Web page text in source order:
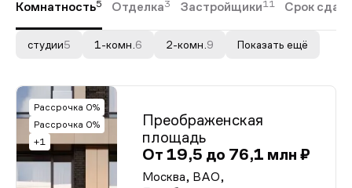
Комнатность5 Отделка3 Застройщики11 Срок
студии5 1-комн. 6 2-комн. 9 Показать ещё
Рассрочка 0%
Рассрочка 0%
+1
Преображенская
площадь
От 19,5 до 76,1 млн ₽
Москва, ВАО,